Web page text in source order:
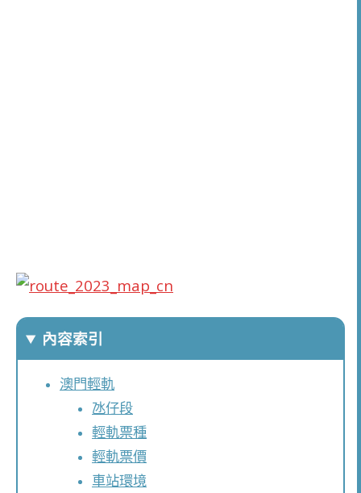
內容索引
澳門輕軌
氹仔段
輕軌票種
輕軌票價
車站環境